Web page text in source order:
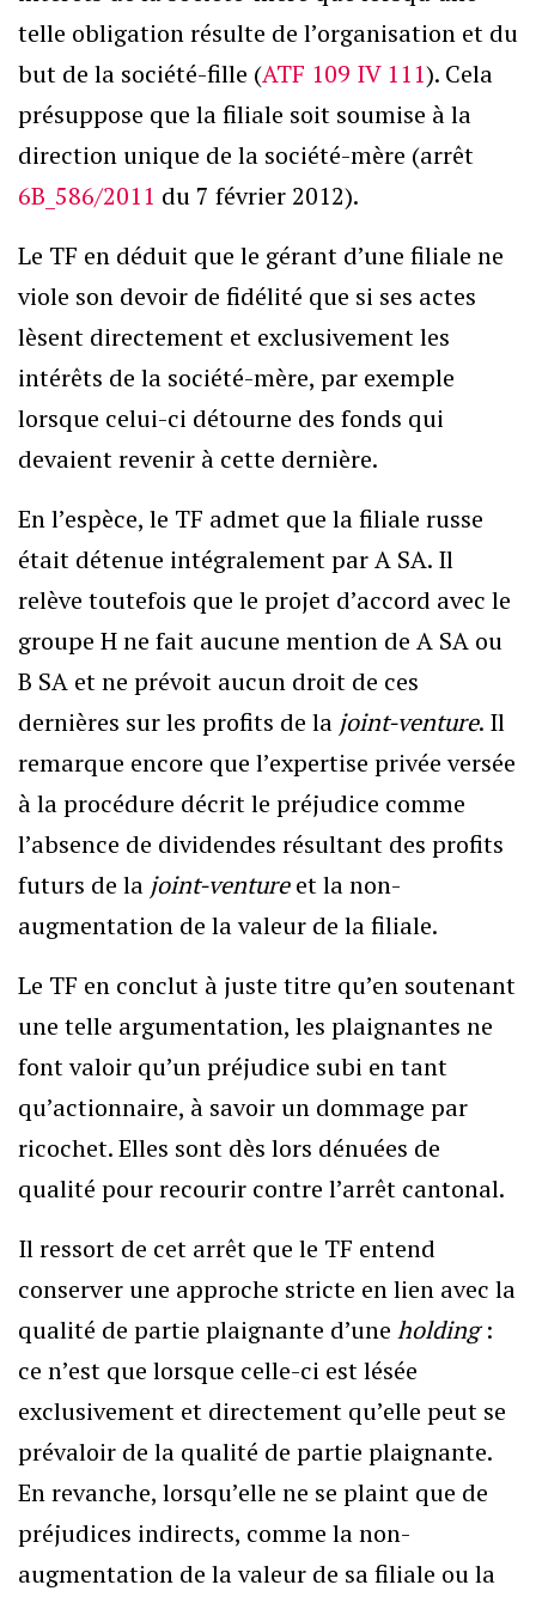
telle obligation résulte de l’organisation et du
but de la société-fille (ATF 109 IV 111). Cela
présuppose que la filiale soit soumise à la
direction unique de la société-mère (arrêt
6B_586/2011 du 7 février 2012).
Le TF en déduit que le gérant d’une filiale ne
viole son devoir de fidélité que si ses actes
lèsent directement et exclusivement les
intérêts de la société-mère, par exemple
lorsque celui-ci détourne des fonds qui
devaient revenir à cette dernière.
En l’espèce, le TF admet que la filiale russe
était détenue intégralement par A SA. Il
relève toutefois que le projet d’accord avec le
groupe H ne fait aucune mention de A SA ou
B SA et ne prévoit aucun droit de ces
dernières sur les profits de la joint-venture. Il
remarque encore que l’expertise privée versée
à la procédure décrit le préjudice comme
l’absence de dividendes résultant des profits
futurs de la joint-ventureet la non-
augmentation de la valeur de la filiale.
Le TF en conclut à juste titre qu’en soutenant
une telle argumentation, les plaignantes ne
font valoir qu’un préjudice subi en tant
qu’actionnaire, à savoir un dommage par
ricochet. Elles sont dès lors dénuées de
qualité pour recourir contre l’arrêt cantonal.
Il ressort de cet arrêt que le TF entend
conserver une approche stricte en lien avec la
qualité de partie plaignante d’une holding:
ce n’est que lorsque celle-ci est lésée
exclusivement et directement qu’elle peut se
prévaloir de la qualité de partie plaignante.
En revanche, lorsqu’elle ne se plaint que de
préjudices indirects, comme la non-
augmentation de la valeur de sa filiale ou la